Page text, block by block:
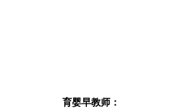
育婴早教师：